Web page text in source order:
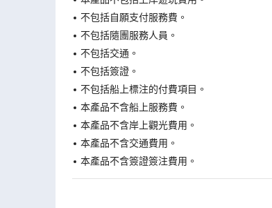
不包括自願支付服務費。
不包括隨團服務人員。
不包括交通。
不包括簽證。
不包括船上標注的付費項目。
本產品不含船上服務費。
本產品不含岸上觀光費用。
本產品不含交通費用。
本產品不含簽證簽注費用。